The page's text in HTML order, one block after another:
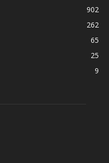
902
262
65
25
9